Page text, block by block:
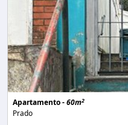
Apartamento -60m2
Prado